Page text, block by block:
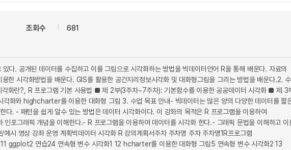
조회수 681
다. 공개된 데이터를 수집하고 이를 그림으로 시각화하는 방법을 빅데이터언어 R을 통해 배운다. 자료의
시각화방법을 배운다. GIS를 활용한 공간지리정보시각화 및 대화형그림을 그리는 방법을 배운다.2.
화란?, R 프로그램 기본 사용법 ■ 제 2부(3주차~7주차): 기본함수를 이용한 공공데이터 시각화 ■ 제 3
화와 highcharter를 이용한 대화형 그림 3. 수업 목표 안내- 빅데이터는 많은 양의 다양한 데이터를 짧
. - 패턴을 쉽게 알수 있는 방법은 데이터 시각화이다. 이 강좌의 목적은 R 프로그램을 이용하여
포그래픽 개념을 이해한다.- R 프로그램을 이용하여 데이터를 시각화 한다.- 그래픽 문법을 이해하고 이
시 영상 강좌 운영 계획빅데이터 시각화 R 강의계획서주차 주차명 주차 주차명1R프로그램
ggplot2 연습24 연속형 변수 시각화1 12 hcharter를 이용한 대화형 그림5 연속형 변수 시각화2 13